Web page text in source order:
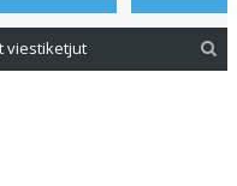
viestiketjut